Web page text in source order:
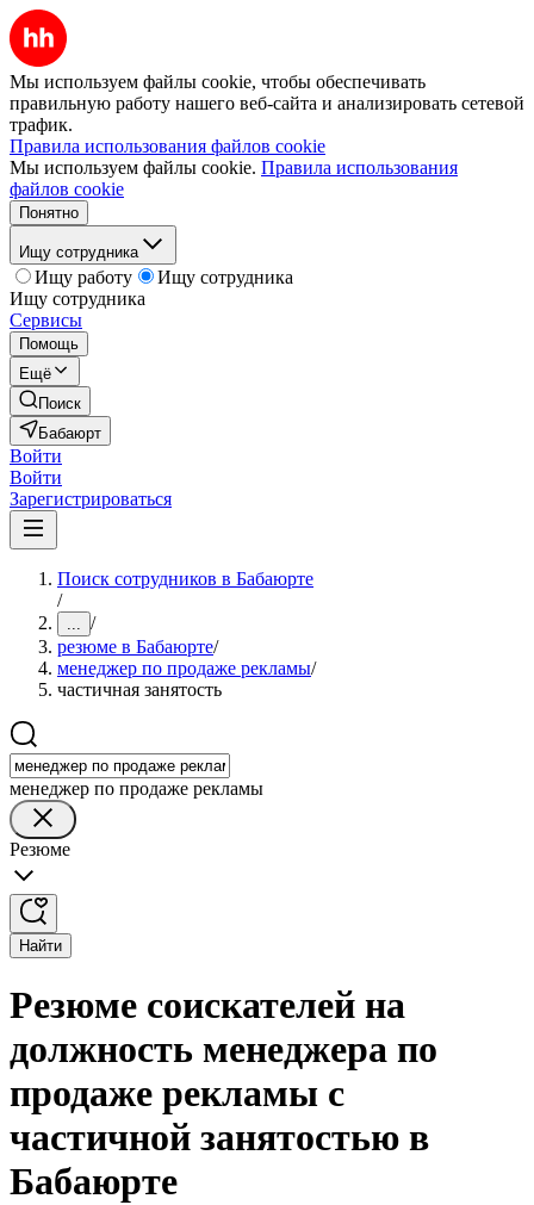
Мы используем файлы cookie, чтобы обеспечивать
правильную работу нашего веб-сайта и анализировать сетевой
трафик.
Правила использования файлов cookie
Мы используем файлы cookie. Правила использования
файлов cookie
Понятно
Ищу сотрудника
Ищу работу
Ищу сотрудника
Ищу сотрудника
Сервисы
Помощь
Ещё
Поиск
Бабаюрт
Войти
Войти
Зарегистрироваться
Поиск сотрудников в Бабаюрте
/
... /
резюме в Бабаюрте/
менеджер по продаже рекламы/
частичная занятость
менеджер по продаже рекламы
Резюме
Найти
Резюме соискателей на
должность менеджера по
продаже рекламы с
частичной занятостью в
Бабаюрте